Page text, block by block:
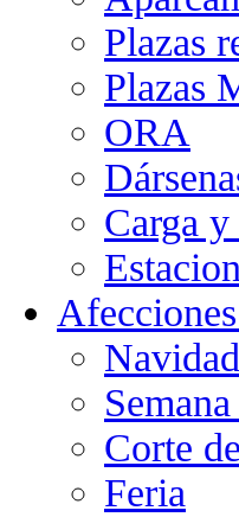
Plazas
Plazas
ORA
Carga y
Navidad
Corte
Feria